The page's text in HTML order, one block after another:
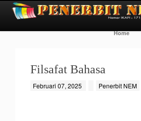
Home
Filsafat Bahasa
Februari 07, 2025 Penerbit NEM